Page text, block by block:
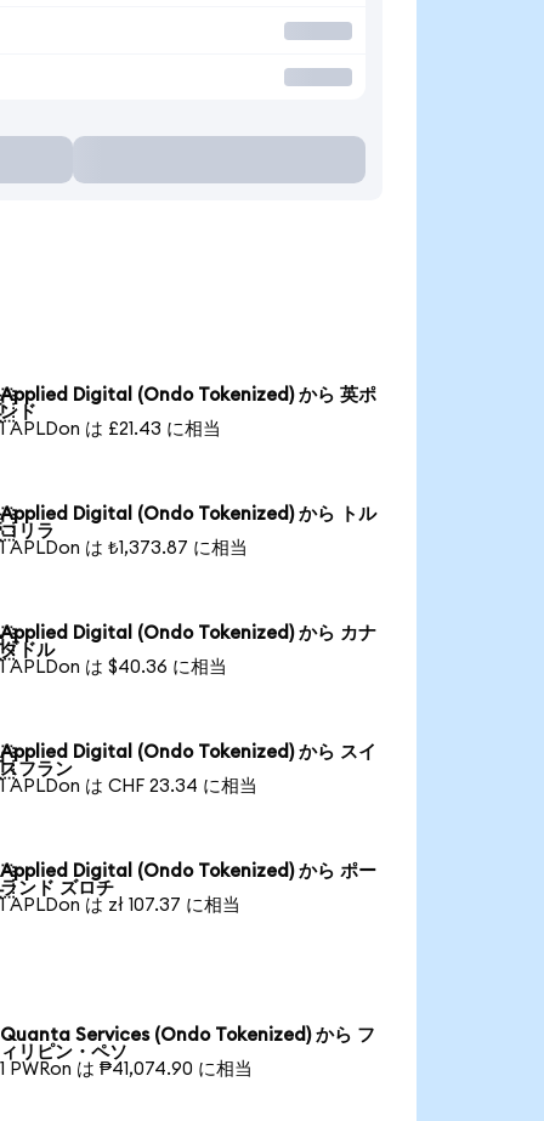
Applied Digital (Ondo Tokenized) から 英ポ
ンド
1 APLDon は £21.43 に相当
Applied Digital (Ondo Tokenized) から トル
コリラ
1 APLDon は ₺1,373.87 に相当
Applied Digital (Ondo Tokenized) から カナ
ダドル
1 APLDon は $40.36 に相当
Applied Digital (Ondo Tokenized) から スイ
スフラン
1 APLDon は CHF 23.34 に相当
Applied Digital (Ondo Tokenized) から ポー
ランド ズロチ
1 APLDon は zł 107.37 に相当
Quanta Services (Ondo Tokenized) から フ
ィリピン・ペソ
1 PWRon は ₱41,074.90 に相当